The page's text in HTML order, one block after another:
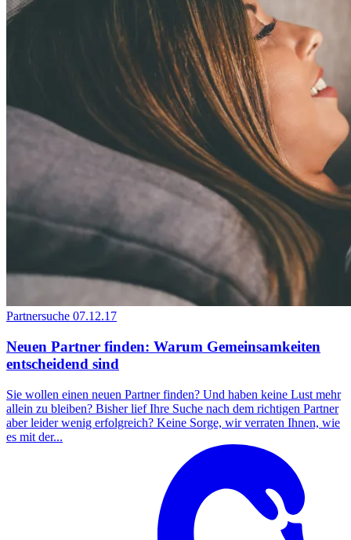
Partnersuche 07.12.17
Neuen Partner finden: Warum Gemeinsamkeiten
entscheidend sind
Sie wollen einen neuen Partner finden? Und haben keine Lust mehr
allein zu bleiben? Bisher lief Ihre Suche nach dem richtigen Partner
aber leider wenig erfolgreich? Keine Sorge, wir verraten Ihnen, wie
es mit der...